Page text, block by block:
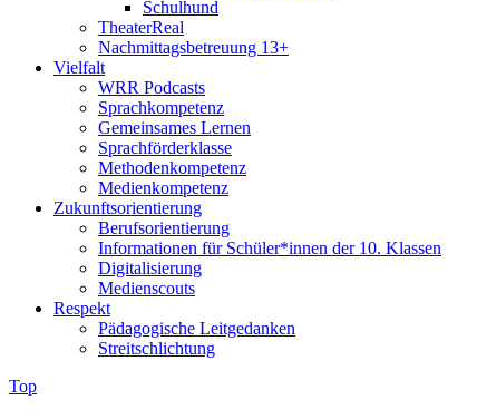
Schulhund
TheaterReal
Nachmittagsbetreuung 13+
Vielfalt
WRR Podcasts
Sprachkompetenz
Gemeinsames Lernen
Sprachförderklasse
Methodenkompetenz
Medienkompetenz
Zukunftsorientierung
Berufsorientierung
Informationen für Schüler*innen der 10. Klassen
Digitalisierung
Medienscouts
Respekt
Pädagogische Leitgedanken
Streitschlichtung
Top